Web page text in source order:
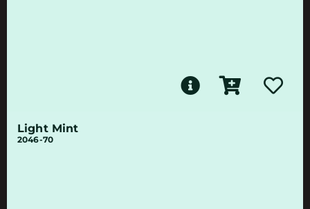
Light Mint
2046-70